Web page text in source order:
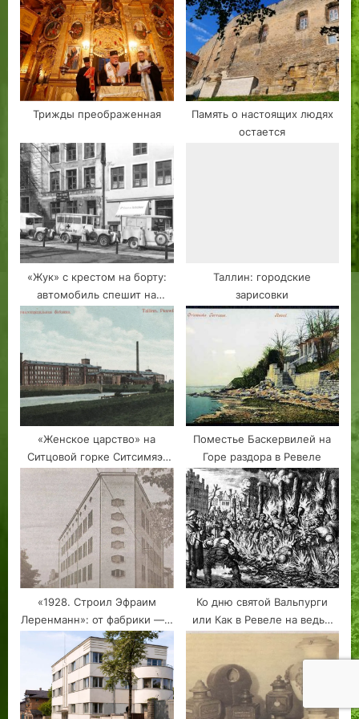
s
P
o
s
t
s
t
:
Трижды преображенная
Память о настоящих людях
остается
«Жук» с крестом на борту:
автомобиль спешит на
помощь
Таллин: городские
зарисовки
«Женское царство» на
Ситцовой горке Ситсимяэ:
юбилей Балтийской
мануфактуры
Поместье Баскервилей на
Горе раздора в Ревеле
«1928. Строил Эфраим
Леренманн»: от фабрики — к
Академии художеств.
Таллин
Ко дню святой Вальпурги
или Как в Ревеле на ведьм
охотились